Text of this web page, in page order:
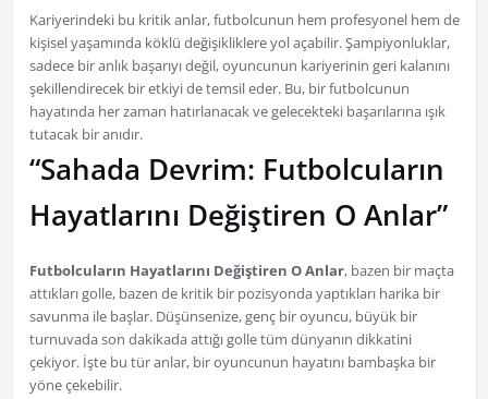
Kariyerindeki bu kritik anlar, futbolcunun hem profesyonel hem de
kişisel yaşamında köklü değişikliklere yol açabilir. Şampiyonluklar,
sadece bir anlık başarıyı değil, oyuncunun kariyerinin geri kalanını
şekillendirecek bir etkiyi de temsil eder. Bu, bir futbolcunun
hayatında her zaman hatırlanacak ve gelecekteki başarılarına ışık
tutacak bir anıdır.
“Sahada Devrim: Futbolcuların
Hayatlarını Değiştiren O Anlar”
Futbolcuların Hayatlarını Değiştiren O Anlar, bazen bir maçta
attıkları golle, bazen de kritik bir pozisyonda yaptıkları harika bir
savunma ile başlar. Düşünsenize, genç bir oyuncu, büyük bir
turnuvada son dakikada attığı golle tüm dünyanın dikkatini
çekiyor. İşte bu tür anlar, bir oyuncunun hayatını bambaşka bir
yöne çekebilir.